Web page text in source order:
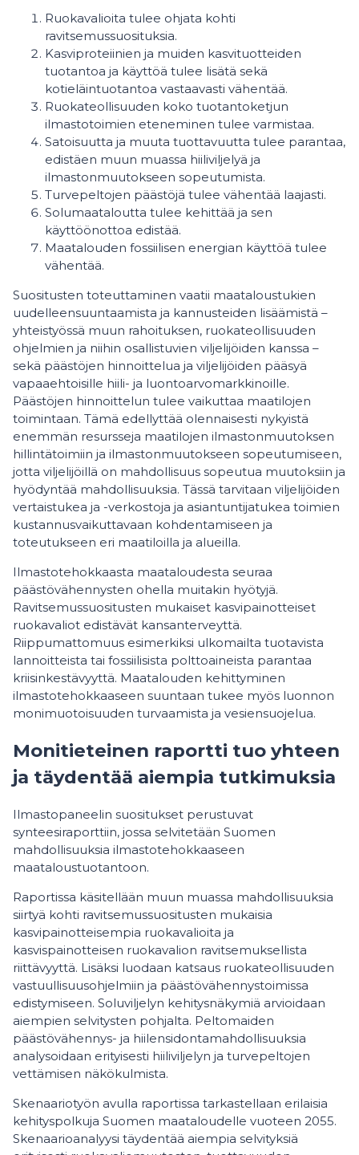
Ruokavalioita tulee ohjata kohti
ravitsemussuosituksia.
Kasviproteiinien ja muiden kasvituotteiden
tuotantoa ja käyttöä tulee lisätä sekä
kotieläintuotantoa vastaavasti vähentää.
Ruokateollisuuden koko tuotantoketjun
ilmastotoimien eteneminen tulee varmistaa.
Satoisuutta ja muuta tuottavuutta tulee parantaa,
edistäen muun muassa hiiliviljelyä ja
ilmastonmuutokseen sopeutumista.
Turvepeltojen päästöjä tulee vähentää laajasti.
Solumaataloutta tulee kehittää ja sen
käyttöönottoa edistää.
Maatalouden fossiilisen energian käyttöä tulee
vähentää.
Suositusten toteuttaminen vaatii maataloustukien
uudelleensuuntaamista ja kannusteiden lisäämistä –
yhteistyössä muun rahoituksen, ruokateollisuuden
ohjelmien ja niihin osallistuvien viljelijöiden kanssa –
sekä päästöjen hinnoittelua ja viljelijöiden pääsyä
vapaaehtoisille hiili- ja luontoarvomarkkinoille.
Päästöjen hinnoittelun tulee vaikuttaa maatilojen
toimintaan. Tämä edellyttää olennaisesti nykyistä
enemmän resursseja maatilojen ilmastonmuutoksen
hillintätoimiin ja ilmastonmuutokseen sopeutumiseen,
jotta viljelijöillä on mahdollisuus sopeutua muutoksiin ja
hyödyntää mahdollisuuksia. Tässä tarvitaan viljelijöiden
vertaistukea ja -verkostoja ja asiantuntijatukea toimien
kustannusvaikuttavaan kohdentamiseen ja
toteutukseen eri maatiloilla ja alueilla.
Ilmastotehokkaasta maataloudesta seuraa
päästövähennysten ohella muitakin hyötyjä.
Ravitsemussuositusten mukaiset kasvipainotteiset
ruokavaliot edistävät kansanterveyttä.
Riippumattomuus esimerkiksi ulkomailta tuotavista
lannoitteista tai fossiilisista polttoaineista parantaa
kriisinkestävyyttä. Maatalouden kehittyminen
ilmastotehokkaaseen suuntaan tukee myös luonnon
monimuotoisuuden turvaamista ja vesiensuojelua.
Monitieteinen raportti tuo yhteen
ja täydentää aiempia tutkimuksia
Ilmastopaneelin suositukset perustuvat
synteesiraporttiin, jossa selvitetään Suomen
mahdollisuuksia ilmastotehokkaaseen
maataloustuotantoon.
Raportissa käsitellään muun muassa mahdollisuuksia
siirtyä kohti ravitsemussuositusten mukaisia
kasvipainotteisempia ruokavalioita ja
kasvispainotteisen ruokavalion ravitsemuksellista
riittävyyttä. Lisäksi luodaan katsaus ruokateollisuuden
vastuullisuusohjelmiin ja päästövähennystoimissa
edistymiseen. Soluviljelyn kehitysnäkymiä arvioidaan
aiempien selvitysten pohjalta. Peltomaiden
päästövähennys- ja hiilensidontamahdollisuuksia
analysoidaan erityisesti hiiliviljelyn ja turvepeltojen
vettämisen näkökulmista.
Skenaariotyön avulla raportissa tarkastellaan erilaisia
kehityspolkuja Suomen maataloudelle vuoteen 2055.
Skenaarioanalyysi täydentää aiempia selvityksiä